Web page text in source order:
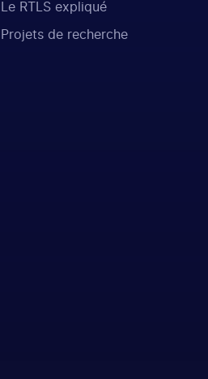
Le RTLS expliqué
Projets de recherche